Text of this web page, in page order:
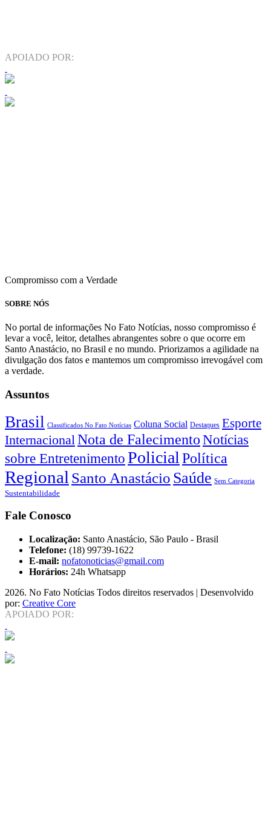
APOIADO POR:
Compromisso com a Verdade
SOBRE NÓS
No portal de informações No Fato Notícias, nosso compromisso é
levar a você, leitor, detalhes abrangentes sobre o que ocorre em
Santo Anastácio, no Brasil e no mundo. Priorizamos a agilidade na
divulgação dos fatos e mantemos um compromisso irrevogável com
a verdade.
Assuntos
Brasil Classificados No Fato Notícias Coluna Social Destaques Esporte
Internacional Nota de FalecimentoNotícias
sobre EntretenimentoPolicial Política
Regional Santo Anastácio Saúde Sem Categoria
Sustentabilidade
Fale Conosco
Localização: Santo Anastácio, São Paulo - Brasil
Telefone: (18) 99739-1622
E-mail: nofatonoticias@gmail.com
Horários: 24h Whatsapp
2026. No Fato Notícias Todos direitos reservados | Desenvolvido
por: Creative Core
APOIADO POR: